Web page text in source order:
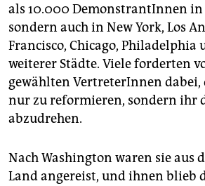
als 10.000 DemonstrantInnen in
sondern auch in New York, Los
Francisco, Chicago, Philadelphia
weiterer Städte. Viele forderten
gewählten VertreterInnen dabei,
nur zu reformieren, sondern ihr
abzudrehen.
Nach Washington waren sie aus
Land angereist, und ihnen blieb